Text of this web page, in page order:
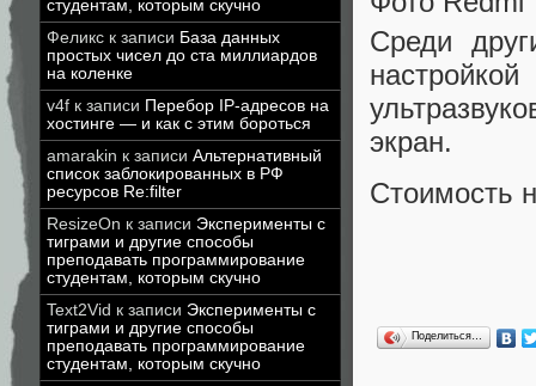
студентам, которым скучно
Феликс к записи База данных
простых чисел до ста миллиардов
на коленке
v4f к записи Перебор IP-адресов на
хостинге — и как с этим бороться
amarakin к записи Альтернативный
список заблокированных в РФ
ресурсов Re:filter
ResizeOn к записи Эксперименты с
тиграми и другие способы
преподавать программирование
студентам, которым скучно
Text2Vid к записи Эксперименты с
тиграми и другие способы
преподавать программирование
студентам, которым скучно
Среди
экран.
Стоимость
Поделиться…